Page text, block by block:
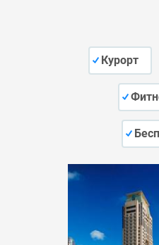
Курорт